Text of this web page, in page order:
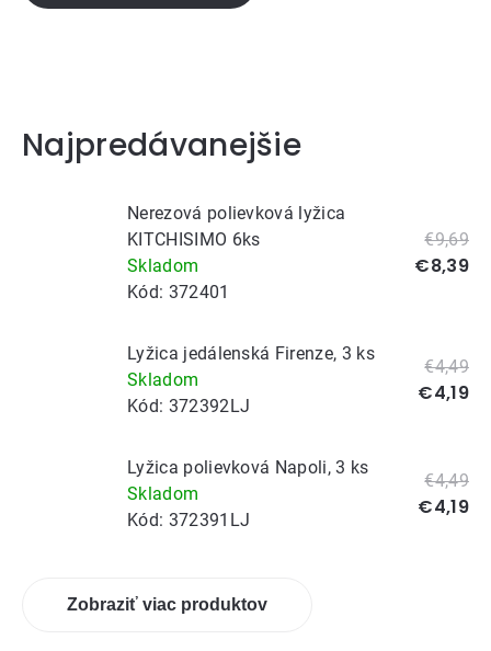
Najpredávanejšie
Nerezová polievková lyžica
KITCHISIMO 6ks
Skladom
Kód: 372401
€9,69
€8,39
Lyžica jedálenská Firenze, 3 ks
Skladom
Kód: 372392LJ
€4,49
€4,19
Lyžica polievková Napoli, 3 ks
Skladom
Kód: 372391LJ
€4,49
€4,19
Zobraziť viac produktov